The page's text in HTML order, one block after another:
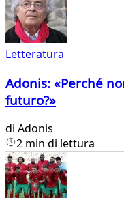
Letteratura
Adonis: «Perché
futuro?»
di Adonis
2 min di lettura